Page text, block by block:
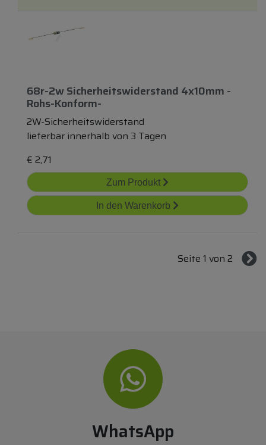
68r-2w Sicherheitswiderstand 4x10mm -
Rohs-Konform-
2W-Sicherheitswiderstand
lieferbar innerhalb von 3 Tagen
€ 2,71
Zum Produkt
In den Warenkorb
Seite 1 von 2
WhatsApp